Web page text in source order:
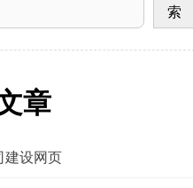
索
章
建设网页